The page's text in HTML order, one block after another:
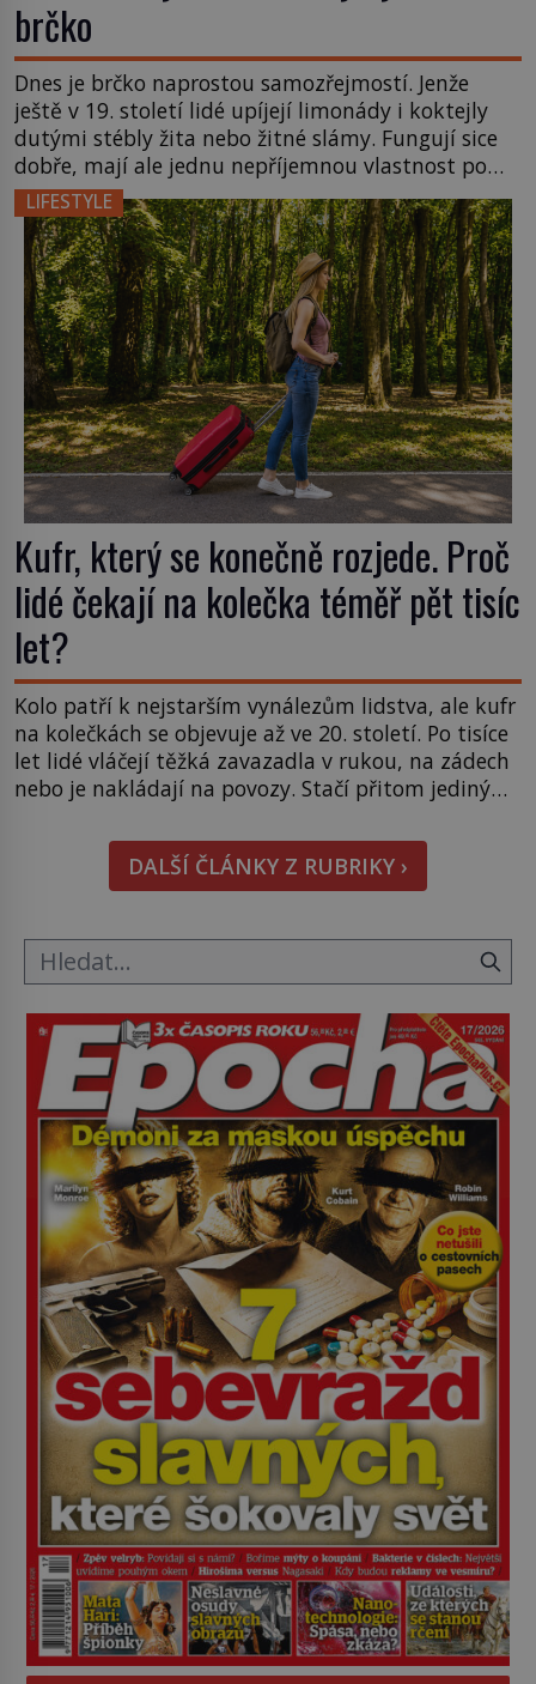
brčko
Dnes je brčko naprostou samozřejmostí. Jenže
ještě v 19. století lidé upíjejí limonády i koktejly
dutými stébly žita nebo žitné slámy. Fungují sice
dobře, mají ale jednu nepříjemnou vlastnost po
chvíli se rozmáčejí a nápoji dodávají travnatou
příchuť. Právě tahle drobná nepříjemnost přivede
amerického výrobce cigaretových náustků k
nápadu, který změní způsob pití po celém […]
LIFESTYLE
Kufr, který se konečně rozjede. Proč
lidé čekají na kolečka téměř pět tisíc
let?
Kolo patří k nejstarším vynálezům lidstva, ale kufr
na kolečkách se objevuje až ve 20. století. Po tisíce
let lidé vláčejí těžká zavazadla v rukou, na zádech
nebo je nakládají na povozy. Stačí přitom jediný
nikdo dlouho nedostane. Až jednou se na letišti
ozve věta, která změní […]
DALŠÍ ČLÁNKY Z RUBRIKY ›